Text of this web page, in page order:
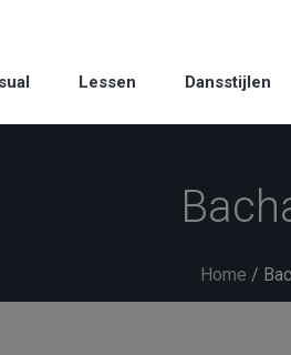
Lessen Dansstijlen
Home /